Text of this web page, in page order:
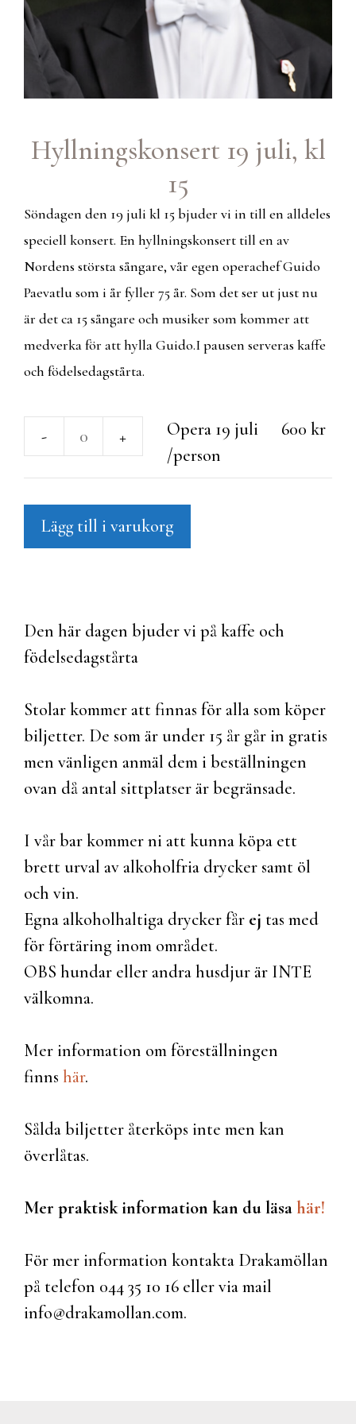
Hyllningskonsert 19 juli, kl
15
Söndagen den 19 juli kl 15 bjuder vi in till en alldeles
speciell konsert. En hyllningskonsert till en av
Nordens största sångare, vår egen operachef Guido
Paevatlu som i år fyller 75 år. Som det ser ut just nu
är det ca 15 sångare och musiker som kommer att
medverka för att hylla Guido.I pausen serveras kaffe
och födelsedagstårta.
-
Opera
19
juli
/person
mängd
+
Opera 19 juli
/person
600 kr
Lägg till i varukorg
Den här dagen bjuder vi på kaffe och
födelsedagstårta
Stolar kommer att finnas för alla som köper
biljetter. De som är under 15 år går in gratis
men vänligen anmäl dem i beställningen
ovan då antal sittplatser är begränsade.
I vår bar kommer ni att kunna köpa ett
brett urval av alkoholfria drycker samt öl
och vin.
Egna alkoholhaltiga drycker får ej tas med
för förtäring inom området.
OBS hundar eller andra husdjur är INTE
välkomna.
Mer information om föreställningen
finns här.
Sålda biljetter återköps inte men kan
överlåtas.
Mer praktisk information kan du läsa här!
För mer information kontakta Drakamöllan
på telefon 044 35 10 16 eller via mail
info@drakamollan.com.